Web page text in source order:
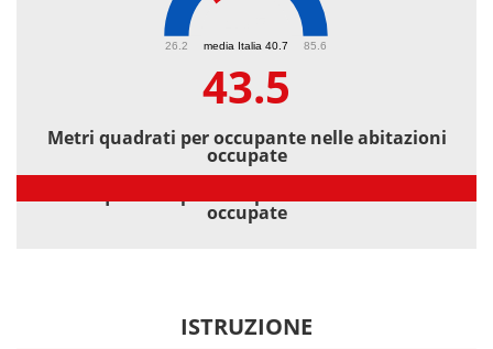
media Italia 40.7
26.2 85.6
43.5
Metri quadrati per occupante nelle abitazioni
occupate
occupate
ISTRUZIONE